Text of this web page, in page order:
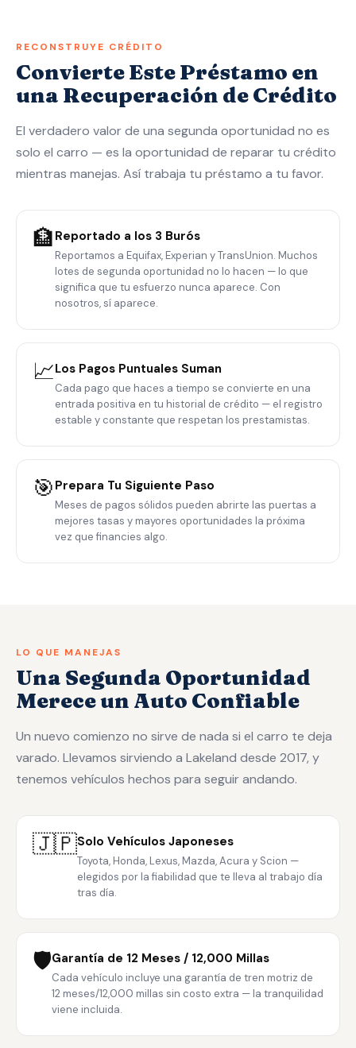
RECONSTRUYE CRÉDITO
Convierte Este Préstamo en
una Recuperación de Crédito
El verdadero valor de una segunda oportunidad no es
solo el carro — es la oportunidad de reparar tu crédito
mientras manejas. Así trabaja tu préstamo a tu favor.
🏦 Reportado a los 3 Burós
Reportamos a Equifax, Experian y TransUnion. Muchos
lotes de segunda oportunidad no lo hacen — lo que
significa que tu esfuerzo nunca aparece. Con
nosotros, sí aparece.
📈Los Pagos Puntuales Suman
Cada pago que haces a tiempo se convierte en una
entrada positiva en tu historial de crédito — el registro
estable y constante que respetan los prestamistas.
🎯 Prepara Tu Siguiente Paso
Meses de pagos sólidos pueden abrirte las puertas a
mejores tasas y mayores oportunidades la próxima
vez que financies algo.
LO QUE MANEJAS
Una Segunda Oportunidad
Merece un Auto Confiable
Un nuevo comienzo no sirve de nada si el carro te deja
varado. Llevamos sirviendo a Lakeland desde 2017, y
tenemos vehículos hechos para seguir andando.
🇯🇵Solo Vehículos Japoneses
Toyota, Honda, Lexus, Mazda, Acura y Scion —
elegidos por la fiabilidad que te lleva al trabajo día
tras día.
🛡️Garantía de 12 Meses / 12,000 Millas
Cada vehículo incluye una garantía de tren motriz de
12 meses/12,000 millas sin costo extra — la tranquilidad
viene incluida.